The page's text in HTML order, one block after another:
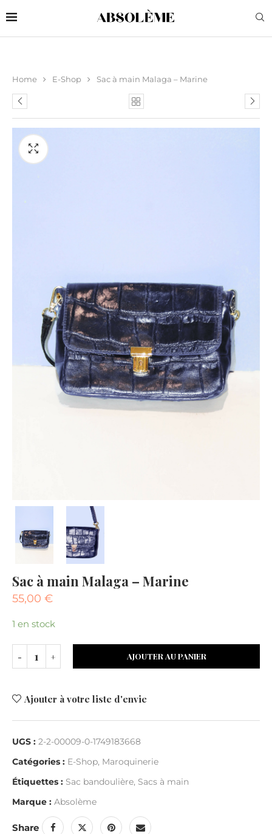
Home E-Shop Sac à main Malaga – Marine
Sac à main Malaga – Marine
55,00 €
1 en stock
AJOUTER AU PANIER
Ajouter à votre liste d'envie
UGS : 2-2-00009-0-1749183668
Catégories : E-Shop, Maroquinerie
Étiquettes : Sac bandoulière, Sacs à main
Marque : Absolème
Share